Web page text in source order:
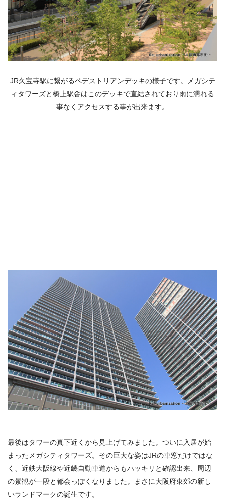
JR久宝寺駅に繋がるペデストリアンデッキの様子です。メガシテ
ィタワーズと橋上駅舎はこのデッキで直結されており雨に濡れる
事なくアクセスする事が出来ます。
最後はタワーの真下近くから見上げてみました。ついに入居が始
まったメガシティタワーズ。その巨大な姿はJRの車窓だけではな
く、近鉄大阪線や近畿自動車道からもハッキリと確認出来、周辺
の景観が一段と都会っぽくなりました。まさに大阪府東郊の新し
いランドマークの誕生です。